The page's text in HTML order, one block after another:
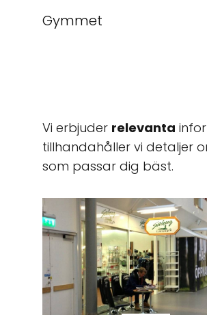
Gymmet
Vi erbjuder relevanta
tillhandahåller vi detaljer
som passar dig bäst.